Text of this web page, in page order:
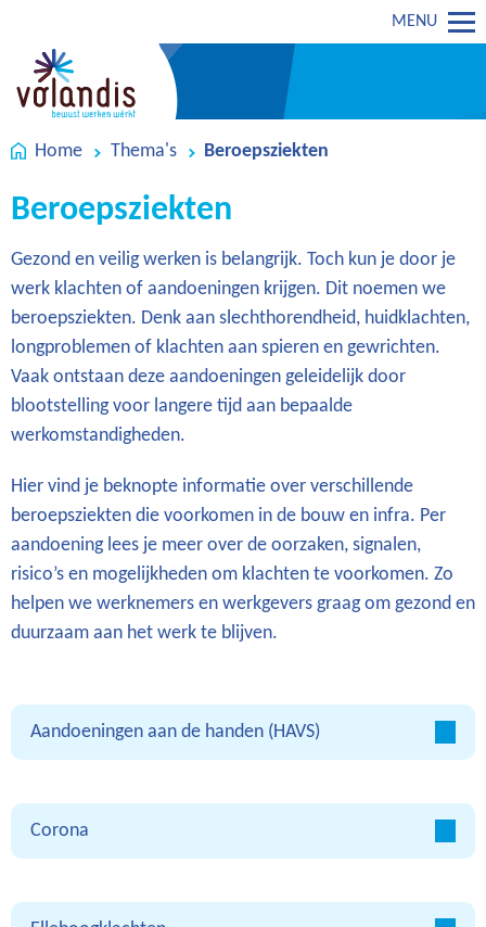
MENU
Home Thema's Beroepsziekten
Beroepsziekten
Gezond en veilig werken is belangrijk. Toch kun je door je
werk klachten of aandoeningen krijgen. Dit noemen we
beroepsziekten. Denk aan slechthorendheid, huidklachten,
longproblemen of klachten aan spieren en gewrichten.
Vaak ontstaan deze aandoeningen geleidelijk door
blootstelling voor langere tijd aan bepaalde
werkomstandigheden.
Hier vind je beknopte informatie over verschillende
beroepsziekten die voorkomen in de bouw en infra. Per
aandoening lees je meer over de oorzaken, signalen,
risico’s en mogelijkheden om klachten te voorkomen. Zo
helpen we werknemers en werkgevers graag om gezond en
duurzaam aan het werk te blijven.
Aandoeningen aan de handen (HAVS)
Corona